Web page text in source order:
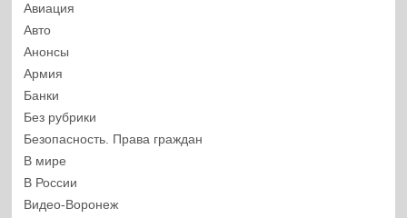
Авиация
Авто
Анонсы
Армия
Банки
Без рубрики
Безопасность. Права граждан
В мире
В России
Видео-Воронеж